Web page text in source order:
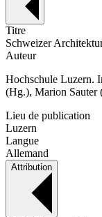
Titre
Schweizer
Auteur
Hochschule Luzern.
(Hg.), Marion Sauter
Lieu de publication
Luzern
Langue
Allemand
Attribution